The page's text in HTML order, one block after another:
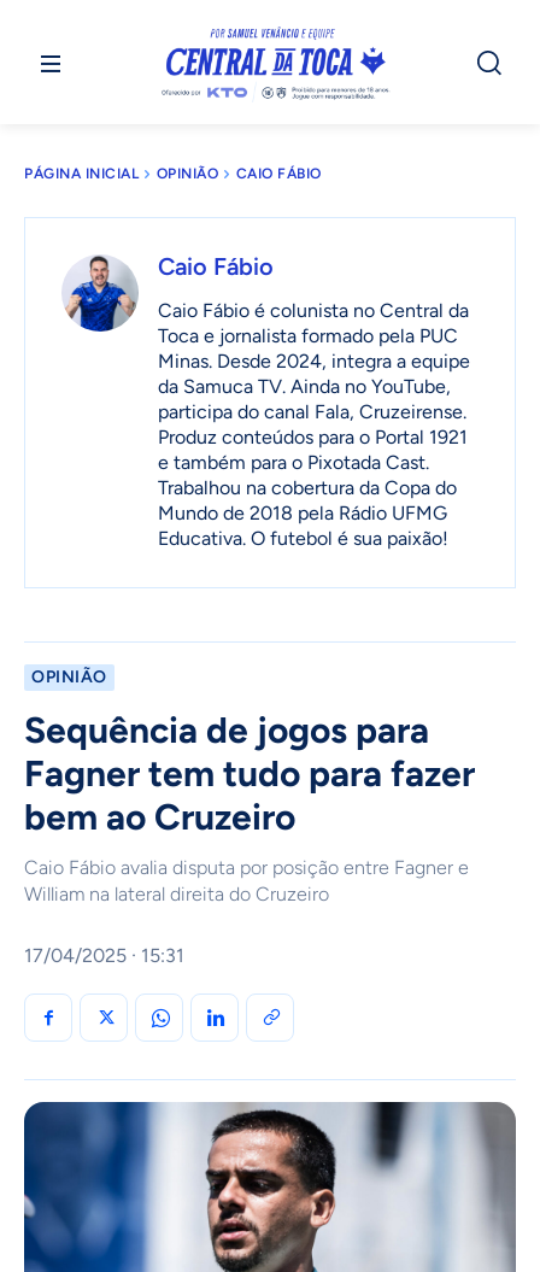
PÁGINA INICIAL OPINIÃO CAIO FÁBIO
Caio Fábio
Caio Fábio é colunista no Central da
Toca e jornalista formado pela PUC
Minas. Desde 2024, integra a equipe
da Samuca TV. Ainda no YouTube,
participa do canal Fala, Cruzeirense.
Produz conteúdos para o Portal 1921
e também para o Pixotada Cast.
Trabalhou na cobertura da Copa do
Mundo de 2018 pela Rádio UFMG
Educativa. O futebol é sua paixão!
OPINIÃO
Sequência de jogos para
Fagner tem tudo para fazer
bem ao Cruzeiro
Caio Fábio avalia disputa por posição entre Fagner e
William na lateral direita do Cruzeiro
17/04/2025 · 15:31